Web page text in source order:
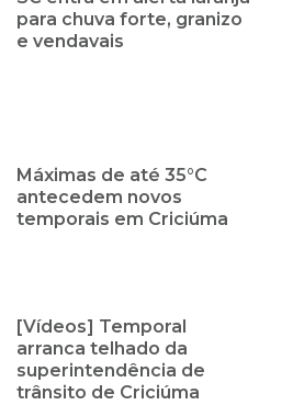
para chuva forte, granizo
e vendavais
Máximas de até 35°C
antecedem novos
temporais em Criciúma
[Vídeos] Temporal
arranca telhado da
superintendência de
trânsito de Criciúma